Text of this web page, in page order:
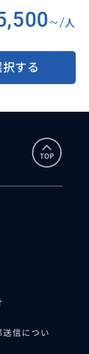
~/ 人
する
マイ占星術協
きたいこと全
お答えします！
信につい